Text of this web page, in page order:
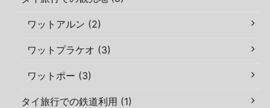
ワットアルン (2)
ワットプラケオ (3)
ワットポー (3)
タイ旅行での鉄道利用 (1)